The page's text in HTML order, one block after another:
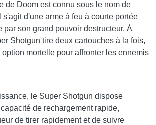
de Doom est connu sous le nom de
s'agit d'une arme à feu à courte portée
par son grand pouvoir destructeur. À
Shotgun tire deux cartouches à la fois,
mortelle pour affronter les ennemis
le Super Shotgun dispose
de rechargement rapide,
de tirer rapidement et de suivre